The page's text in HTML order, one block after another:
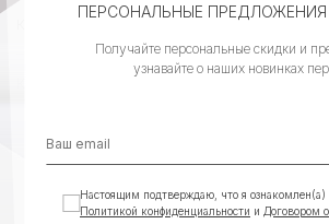
КОНТАКТЫ
ПЕРСОНАЛЬНЫЕ
Получайте персональные скидки и
узнавайте о наших новинках
Настоящим подтверждаю, что я ознакомлен(а)
Политикой конфиденциальности и Договором